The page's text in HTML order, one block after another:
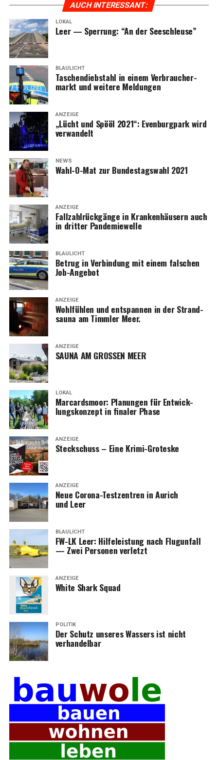
AUCH INTER­ES­SANT:
LOKAL
Leer — Sper­rung: “An der Seeschleuse”
BLAULICHT
Taschen­dieb­stahl in einem Ver­brau­cher­
markt und wei­te­re Meldungen
ANZEIGE
„Lücht und Spö­öl 2021“: Even­burg­park wird
verwandelt
NEWS
Wahl-O-Mat zur Bun­des­tags­wahl 2021
ANZEIGE
Fall­zahl­rück­gän­ge in Kran­ken­häu­sern auch
in drit­ter Pandemiewelle
BLAULICHT
Betrug in Ver­bin­dung mit einem fal­schen
Job-Angebot
ANZEIGE
Wohl­füh­len und ent­span­nen in der Strand­
sau­na am Timm­ler Meer.
ANZEIGE
SAUNA AM GROSSEN MEER
LOKAL
Mar­cards­moor: Pla­nun­gen für Ent­wick­
lungs­kon­zept in fina­ler Phase
ANZEIGE
Steck­schuss – Eine Krimi-Groteske
ANZEIGE
Neue Coro­na-Test­zen­tren in Aurich
und Leer
BLAULICHT
FW-LK Leer: Hil­fe­leis­tung nach Flug­un­fall
— Zwei Per­so­nen verletzt
ANZEIGE
White Shark Squad
POLITIK
Der Schutz unse­res Was­sers ist nicht
verhandelbar